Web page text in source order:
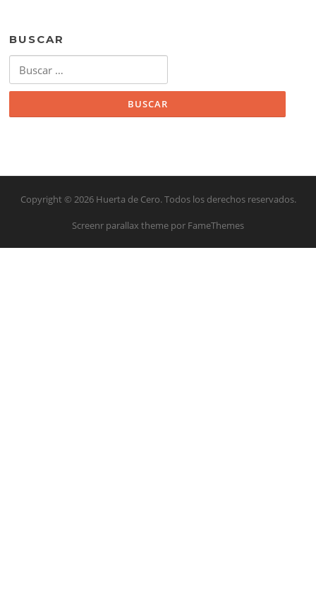
BUSCAR
Copyright © 2026 Huerta de Cero. Todos los derechos reservados.
Screenr parallax theme por FameThemes